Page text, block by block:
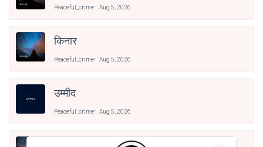
Peaceful_crime Aug 5, 2026
किनार
Peaceful_crime Aug 5, 2026
उम्मीद
Peaceful_crime Aug 5, 2026